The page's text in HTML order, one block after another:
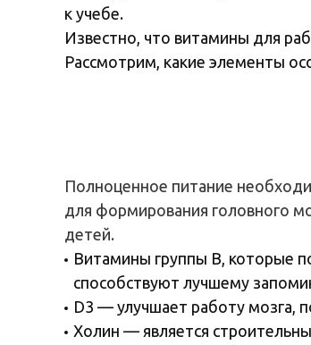
к учебе.
Известно, что витамины для
Рассмотрим, какие элементы
Полноценное питание
для формирования головного
детей.
Витамины группы B, которые
способствуют лучшему
D3 — улучшает работу мозга,
Холин — является